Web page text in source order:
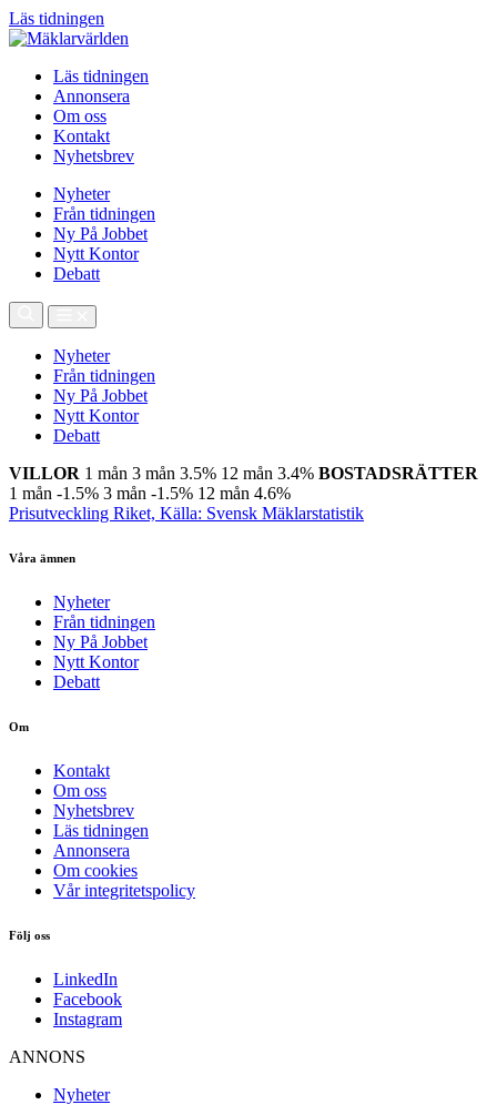
Läs tidningen
Läs tidningen
Annonsera
Om oss
Kontakt
Nyhetsbrev
Nyheter
Från tidningen
Ny På Jobbet
Nytt Kontor
Debatt
Nyheter
Från tidningen
Ny På Jobbet
Nytt Kontor
Debatt
VILLOR 1 mån 3 mån 3.5% 12 mån 3.4% BOSTADSRÄTTER
1 mån -1.5% 3 mån -1.5% 12 mån 4.6%
Prisutveckling Riket, Källa: Svensk Mäklarstatistik
Våra ämnen
Nyheter
Från tidningen
Ny På Jobbet
Nytt Kontor
Debatt
Om
Kontakt
Om oss
Nyhetsbrev
Läs tidningen
Annonsera
Om cookies
Vår integritetspolicy
Följ oss
LinkedIn
Facebook
Instagram
ANNONS
Nyheter